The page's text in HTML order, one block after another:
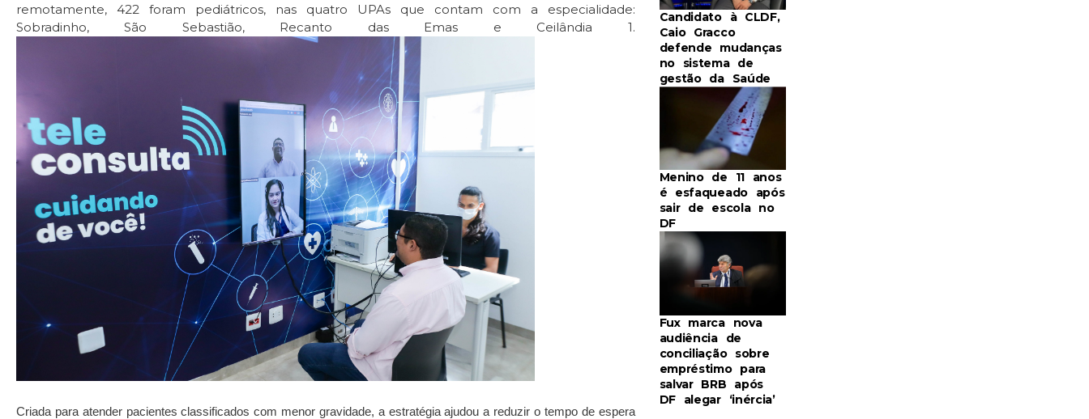
remotamente, 422 foram pediátricos, nas quatro UPAs que contam com a especialidade:
Sobradinho, São Sebastião, Recanto das Emas e Ceilândia 1.
Criada para atender pacientes classificados com menor gravidade, a estratégia ajudou a reduzir o tempo de espera
Candidato à CLDF,
Caio Gracco
defende mudanças
no sistema de
gestão da Saúde
Menino de 11 anos
é esfaqueado após
sair de escola no
DF
Fux marca nova
audiência de
conciliação sobre
empréstimo para
salvar BRB após
DF alegar ‘inércia’